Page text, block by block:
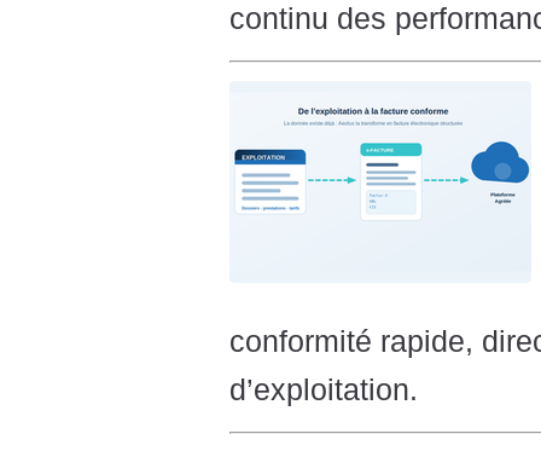
continu des
conformité rapide,
d’exploitation.